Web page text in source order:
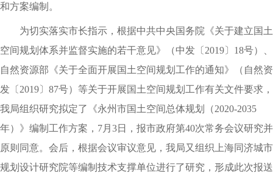
和方案编制 。
为切实落实市长指示 ， 根据中共中央国务院《关于建立国土
空间规划体系并监督实施的若干意见》（中发〔 2019〕18号）、
自然资源部《关于全面开展国土空间规划工作的通知》（自然资
发〔2019〕87号）等关于开展国土空间规划工作有关文件要求 ，
我局组织研究拟定了《永州市国土空间总体规划（2020-2035
年）》编制工作方案 ， 7月3日 ， 报市政府第40次常务会议研究并
原则同意。 会后 ， 根据会议审议意见 ， 我局又组织上海同济城市
规划设计研究院等编制技术支撑单位进行了研究 ， 形成此次报送